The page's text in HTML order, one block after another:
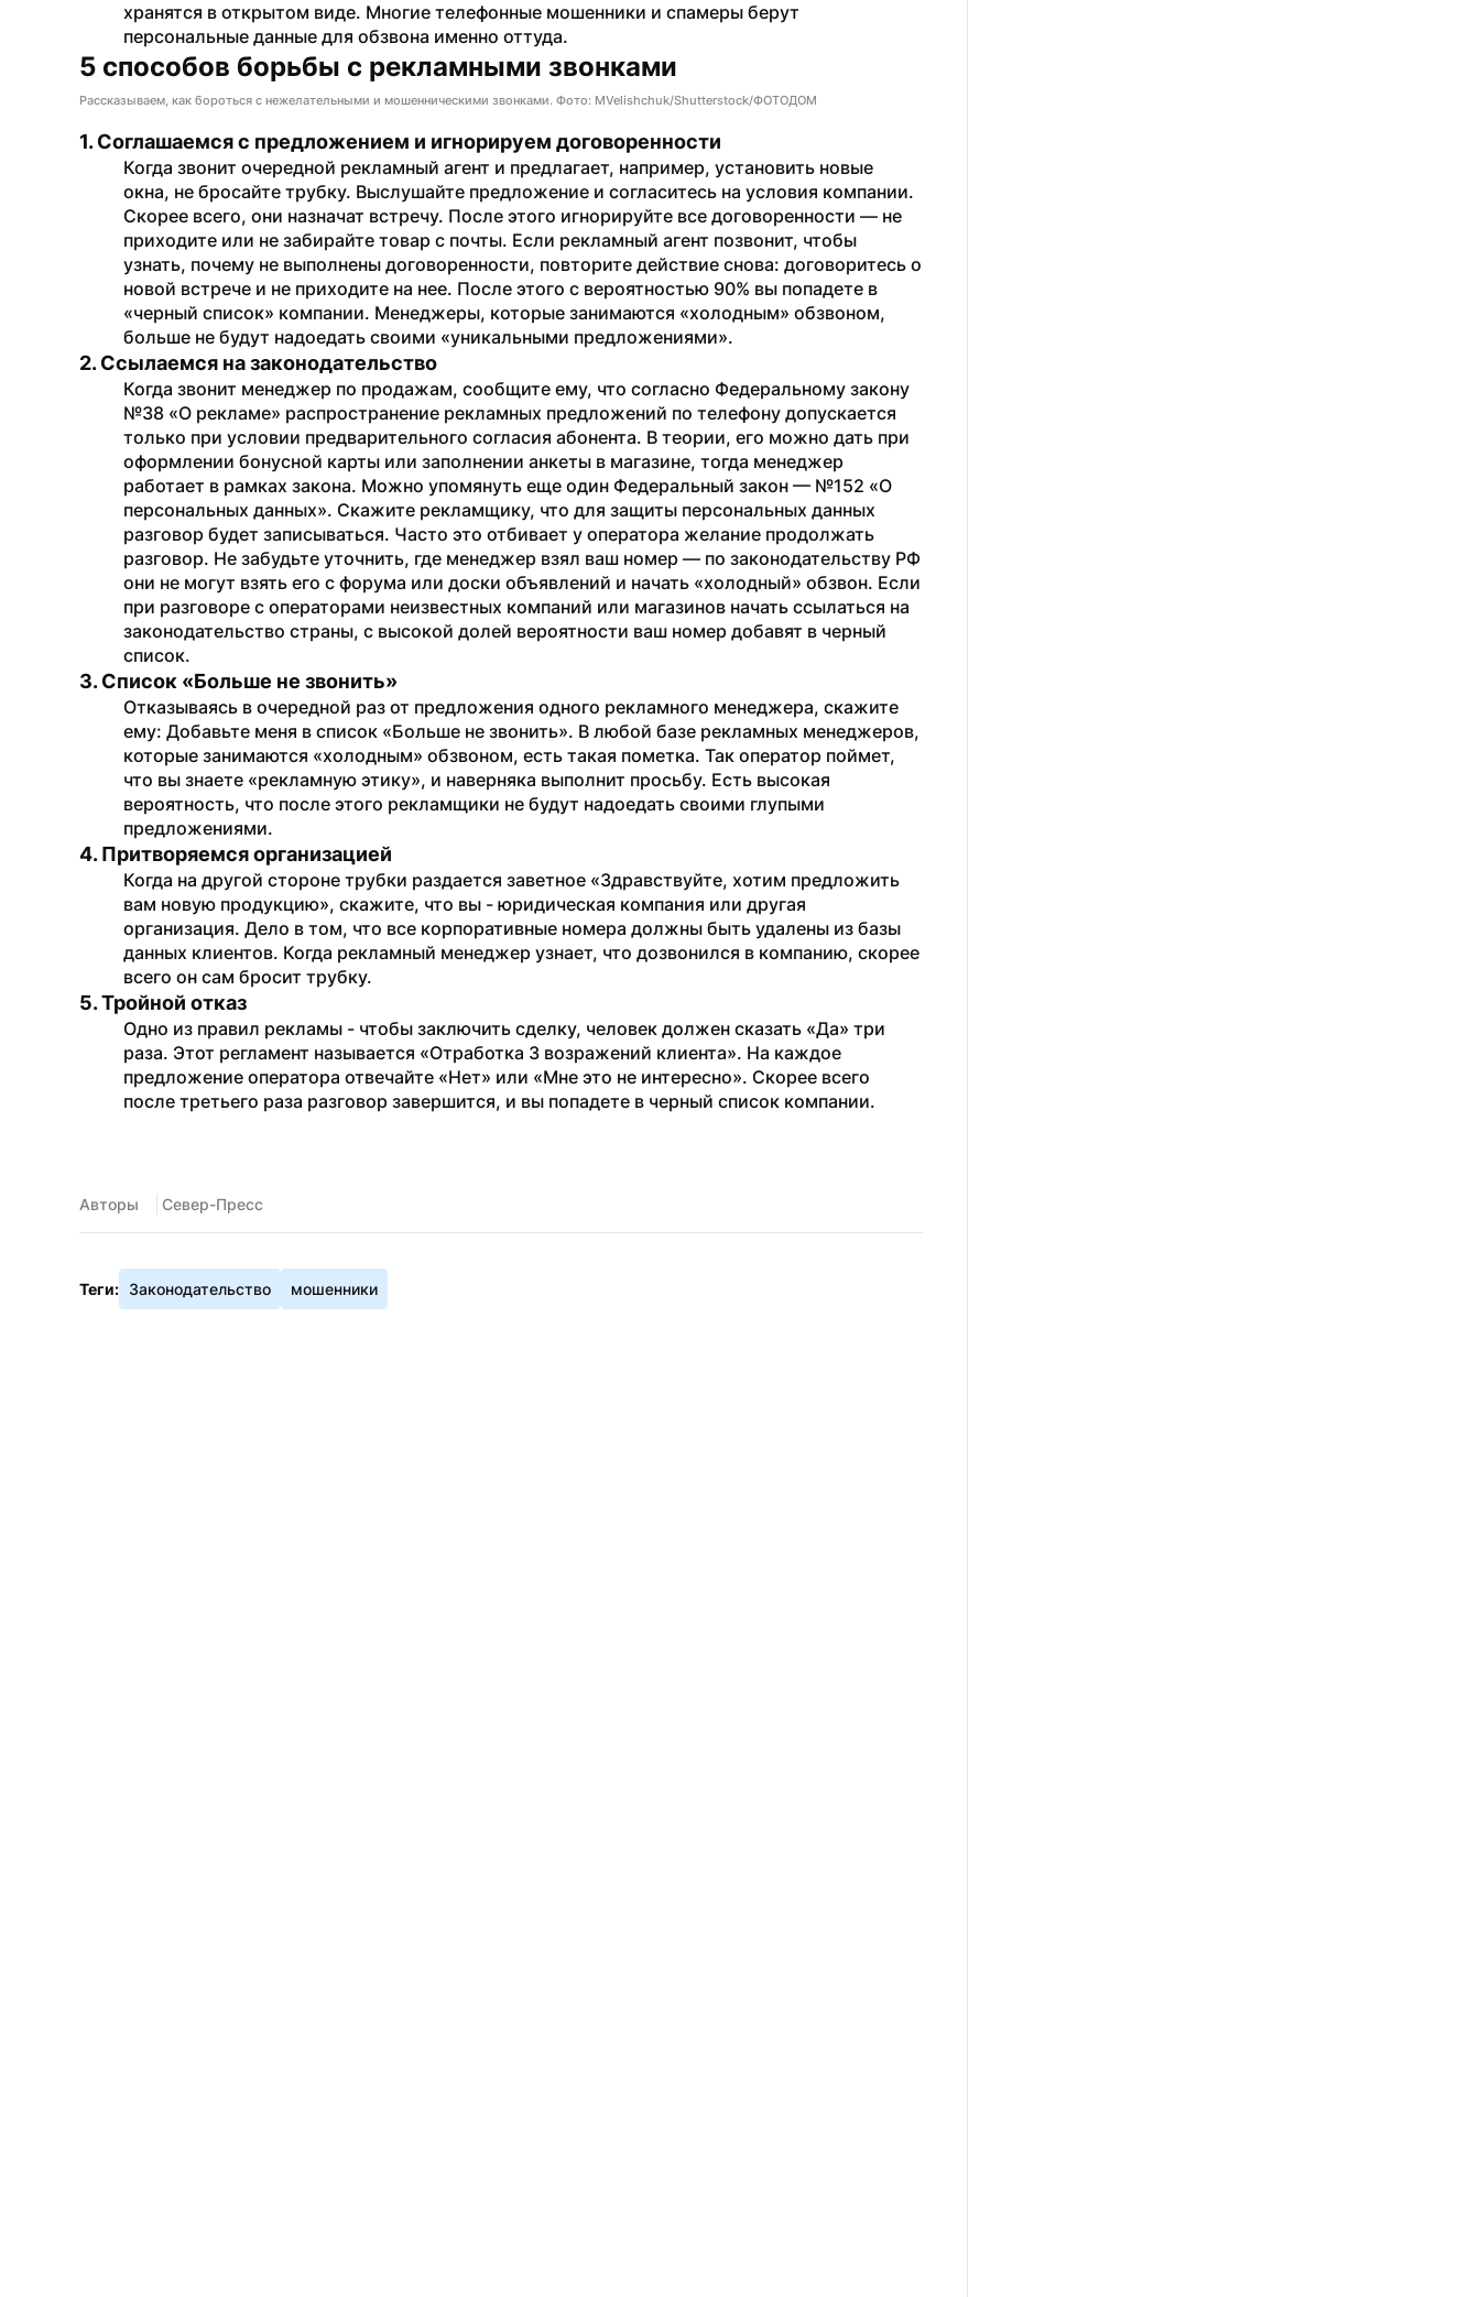
хранятся в открытом виде. Многие телефонные мошенники и спамеры берут
персональные данные для обзвона именно оттуда.
5 способов борьбы с рекламными звонками
Рассказываем, как бороться с нежелательными и мошенническими звонками. Фото: MVelishchuk/Shutterstock/ФОТОДОМ
1. Соглашаемся с предложением и игнорируем договоренности
Когда звонит очередной рекламный агент и предлагает, например, установить новые
окна, не бросайте трубку. Выслушайте предложение и согласитесь на условия компании.
Скорее всего, они назначат встречу. После этого игнорируйте все договоренности — не
приходите или не забирайте товар с почты. Если рекламный агент позвонит, чтобы
узнать, почему не выполнены договоренности, повторите действие снова: договоритесь о
новой встрече и не приходите на нее. После этого с вероятностью 90% вы попадете в
«черный список» компании. Менеджеры, которые занимаются «холодным» обзвоном,
больше не будут надоедать своими «уникальными предложениями».
2. Ссылаемся на законодательство
Когда звонит менеджер по продажам, сообщите ему, что согласно Федеральному закону
№38 «О рекламе» распространение рекламных предложений по телефону допускается
только при условии предварительного согласия абонента. В теории, его можно дать при
оформлении бонусной карты или заполнении анкеты в магазине, тогда менеджер
работает в рамках закона. Можно упомянуть еще один Федеральный закон — №152 «О
персональных данных». Скажите рекламщику, что для защиты персональных данных
разговор будет записываться. Часто это отбивает у оператора желание продолжать
разговор. Не забудьте уточнить, где менеджер взял ваш номер — по законодательству РФ
они не могут взять его с форума или доски объявлений и начать «холодный» обзвон. Если
при разговоре с операторами неизвестных компаний или магазинов начать ссылаться на
законодательство страны, с высокой долей вероятности ваш номер добавят в черный
список.
3. Список «Больше не звонить»
Отказываясь в очередной раз от предложения одного рекламного менеджера, скажите
ему: Добавьте меня в список «Больше не звонить». В любой базе рекламных менеджеров,
которые занимаются «холодным» обзвоном, есть такая пометка. Так оператор поймет,
что вы знаете «рекламную этику», и наверняка выполнит просьбу. Есть высокая
вероятность, что после этого рекламщики не будут надоедать своими глупыми
предложениями.
4. Притворяемся организацией
Когда на другой стороне трубки раздается заветное «Здравствуйте, хотим предложить
вам новую продукцию», скажите, что вы - юридическая компания или другая
организация. Дело в том, что все корпоративные номера должны быть удалены из базы
данных клиентов. Когда рекламный менеджер узнает, что дозвонился в компанию, скорее
всего он сам бросит трубку.
5. Тройной отказ
Одно из правил рекламы - чтобы заключить сделку, человек должен сказать «Да» три
раза. Этот регламент называется «Отработка 3 возражений клиента». На каждое
предложение оператора отвечайте «Нет» или «Мне это не интересно». Скорее всего
после третьего раза разговор завершится, и вы попадете в черный список компании.
Авторы Север-Пресс
Теги: Законодательство мошенники